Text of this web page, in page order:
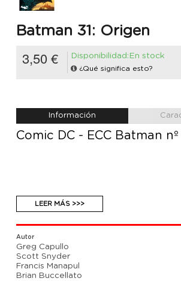
Batman 31: Origen
3,50 € Disponibilidad:En stock
¿Qué significa esto?
Información
Comic DC - ECC Batman nº
LEER MÁS >>>
Autor
Greg Capullo
Scott Snyder
Francis Manapul
Brian Buccellato